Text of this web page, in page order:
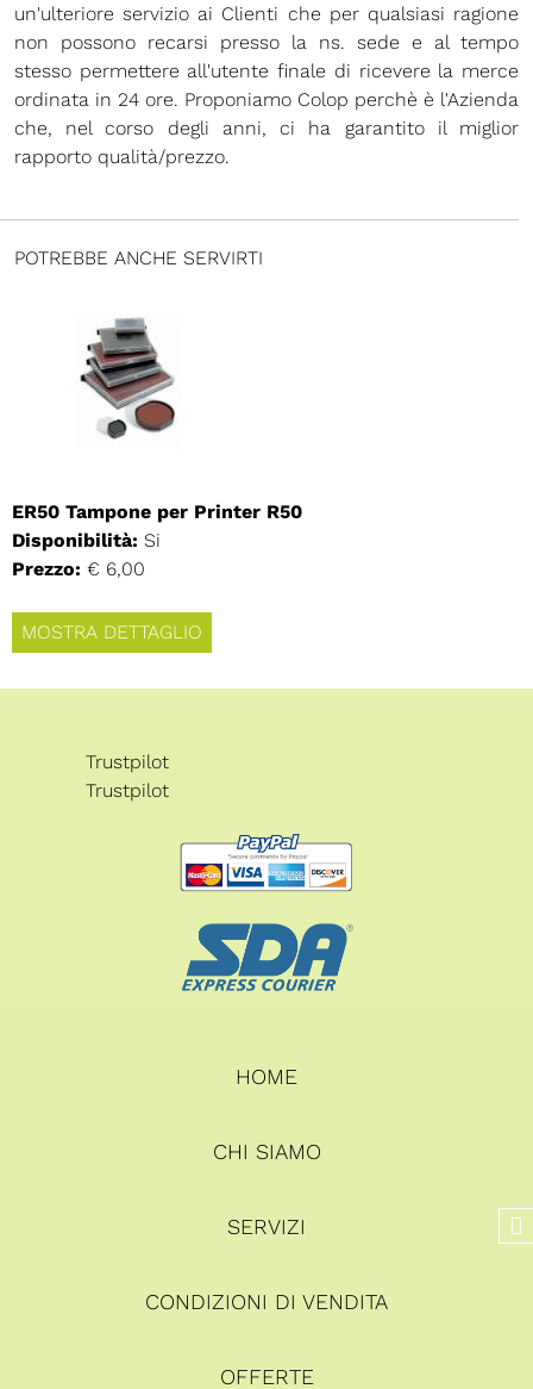
un'ulteriore servizio ai Clienti che per qualsiasi ragione
non possono recarsi presso la ns. sede e al tempo
stesso permettere all'utente finale di ricevere la merce
ordinata in 24 ore. Proponiamo Colop perchè è l'Azienda
che, nel corso degli anni, ci ha garantito il miglior
rapporto qualità/prezzo.
POTREBBE ANCHE SERVIRTI
ER50 Tampone per Printer R50
Disponibilità: Si
Prezzo: € 6,00
MOSTRA DETTAGLIO
Trustpilot
Trustpilot
HOME
CHI SIAMO
SERVIZI
CONDIZIONI DI VENDITA
OFFERTE